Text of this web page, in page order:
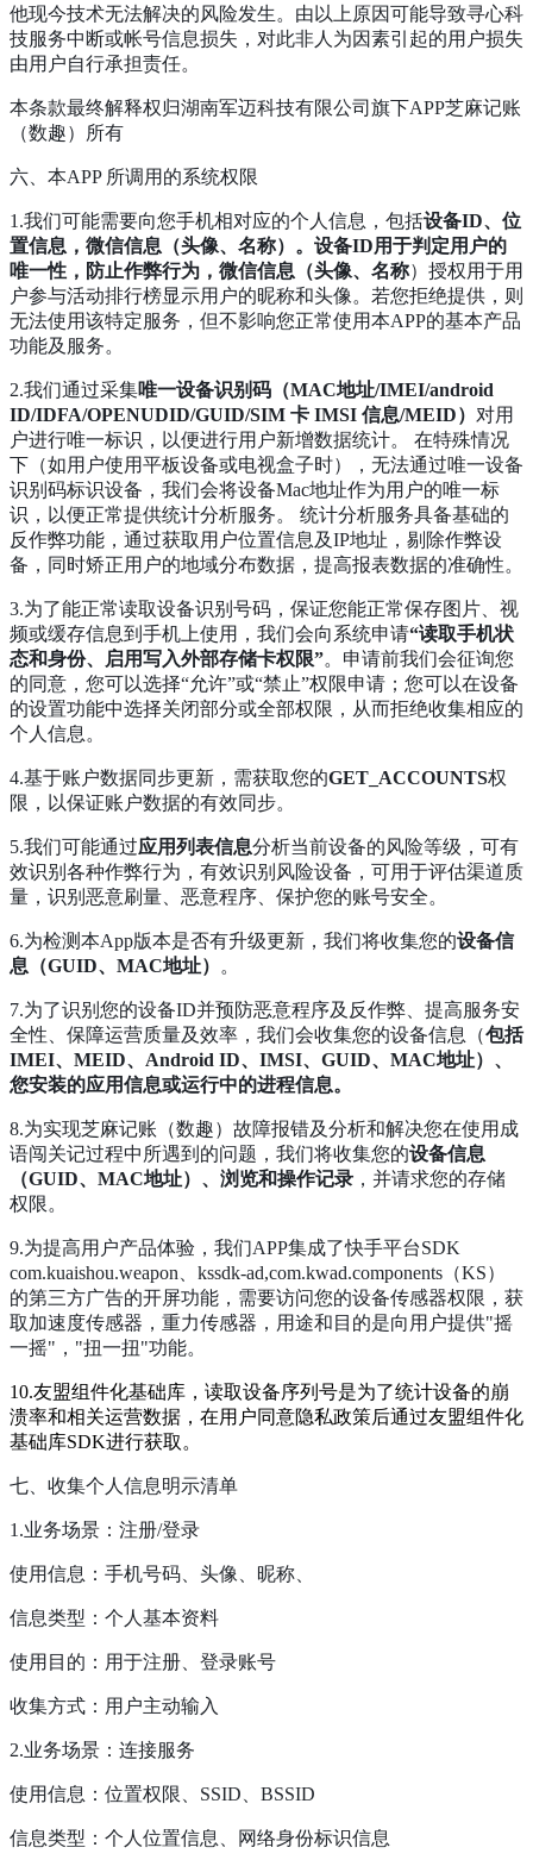
他现今技术无法解决的风险发生。由以上原因可能导致寻心科
技服务中断或帐号信息损失，对此非人为因素引起的用户损失
由用户自行承担责任。
本条款最终解释权归湖南军迈科技有限公司旗下APP芝麻记账
（数趣）所有
六、本APP 所调用的系统权限
1.我们可能需要向您手机相对应的个人信息，包括设备ID、位
置信息，微信信息（头像、名称）。设备ID用于判定用户的
唯一性，防止作弊行为，微信信息（头像、名称）授权用于用
户参与活动排行榜显示用户的昵称和头像。若您拒绝提供，则
无法使用该特定服务，但不影响您正常使用本APP的基本产品
功能及服务。
2.我们通过采集唯一设备识别码（MAC地址/IMEI/android
ID/IDFA/OPENUDID/GUID/SIM 卡 IMSI 信息/MEID） 对用
户进行唯一标识，以便进行用户新增数据统计。 在特殊情况
下（如用户使用平板设备或电视盒子时），无法通过唯一设备
识别码标识设备，我们会将设备Mac地址作为用户的唯一标
识，以便正常提供统计分析服务。 统计分析服务具备基础的
反作弊功能，通过获取用户位置信息及IP地址，剔除作弊设
备，同时矫正用户的地域分布数据，提高报表数据的准确性。
3.为了能正常读取设备识别号码，保证您能正常保存图片、视
频或缓存信息到手机上使用，我们会向系统申请“读取手机状
态和身份、启用写入外部存储卡权限”。申请前我们会征询您
的同意，您可以选择“允许”或“禁止”权限申请；您可以在设备
的设置功能中选择关闭部分或全部权限，从而拒绝收集相应的
个人信息。
4.基于账户数据同步更新，需获取您的GET_ACCOUNTS权
限，以保证账户数据的有效同步。
5.我们可能通过应用列表信息分析当前设备的风险等级，可有
效识别各种作弊行为，有效识别风险设备，可用于评估渠道质
量，识别恶意刷量、恶意程序、保护您的账号安全。
6.为检测本App版本是否有升级更新，我们将收集您的设备信
息（GUID、MAC地址）
。
7.为了识别您的设备ID并预防恶意程序及反作弊、提高服务安
全性、保障运营质量及效率，我们会收集您的设备信息（包括
IMEI、MEID、Android ID、IMSI、GUID、MAC地址）、
您安装的应用信息或运行中的进程信息。
8.为实现芝麻记账（数趣）故障报错及分析和解决您在使用成
语闯关记过程中所遇到的问题，我们将收集您的设备信息
（GUID、MAC地址）、浏览和操作记录 ，并请求您的存储
权限。
9.为提高用户产品体验，我们APP集成了快手平台SDK
com.kuaishou.weapon、kssdk-ad,com.kwad.components（KS）
的第三方广告的开屏功能，需要访问您的设备传感器权限，获
取加速度传感器，重力传感器，用途和目的是向用户提供"摇
一摇"，"扭一扭"功能。
10.友盟组件化基础库，读取设备序列号是为了统计设备的崩
溃率和相关运营数据，在用户同意隐私政策后通过友盟组件化
基础库SDK进行获取。
七、收集个人信息明示清单
1.业务场景：注册/登录
使用信息：手机号码、头像、昵称、
信息类型：个人基本资料
使用目的：用于注册、登录账号
收集方式：用户主动输入
2.业务场景：连接服务
使用信息：位置权限、SSID、BSSID
信息类型：个人位置信息、网络身份标识信息